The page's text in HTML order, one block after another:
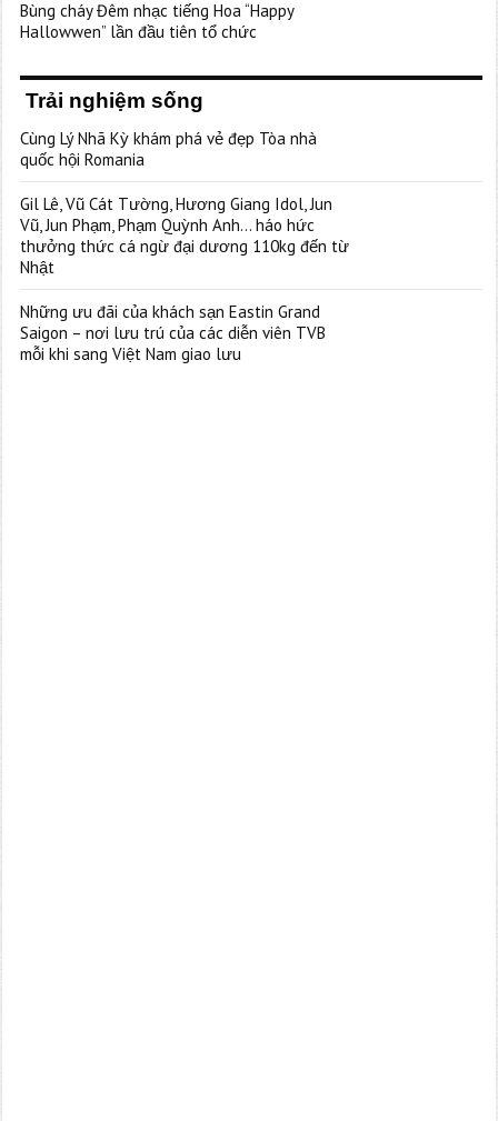
Bùng cháy Đêm nhạc tiếng Hoa “Happy
Hallowwen” lần đầu tiên tổ chức
Trải nghiệm sống
Cùng Lý Nhã Kỳ khám phá vẻ đẹp Tòa nhà
quốc hội Romania
Gil Lê, Vũ Cát Tường, Hương Giang Idol, Jun
Vũ, Jun Phạm, Phạm Quỳnh Anh… háo hức
thưởng thức cá ngừ đại dương 110kg đến từ
Nhật
Những ưu đãi của khách sạn Eastin Grand
Saigon – nơi lưu trú của các diễn viên TVB
mỗi khi sang Việt Nam giao lưu